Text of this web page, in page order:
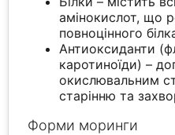
амінокислот, що
повноцінного
Антиоксиданти
каротиноїди) –
окислювальним
старінню та
Форми моринги